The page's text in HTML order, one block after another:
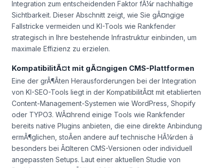
Integration zum entscheidenden Faktor fÃ¼r nachhaltige
Sichtbarkeit. Dieser Abschnitt zeigt, wie Sie gÃ¤ngige
Fallstricke vermeiden und KI-Tools wie Rankfender
strategisch in Ihre bestehende Infrastruktur einbinden, um
maximale Effizienz zu erzielen.
KompatibilitÃ¤t mit gÃ¤ngigen CMS-Plattformen
Eine der grÃ¶Ãten Herausforderungen bei der Integration
von KI-SEO-Tools liegt in der KompatibilitÃ¤t mit etablierten
Content-Management-Systemen wie WordPress, Shopify
oder TYPO3. WÃ¤hrend einige Tools wie Rankfender
bereits native Plugins anbieten, die eine direkte Anbindung
ermÃ¶glichen, stoÃen andere auf technische HÃ¼rden â
besonders bei Ã¤lteren CMS-Versionen oder individuell
angepassten Setups. Laut einer aktuellen Studie von